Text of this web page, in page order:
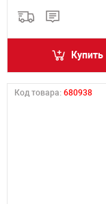
Купить
Код товара: 680938